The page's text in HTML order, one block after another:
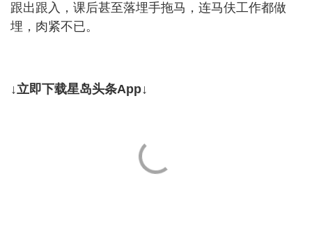
跟出跟入，课后甚至落埋手拖马，连马伕工作都做
埋，肉紧不已。
↓立即下载星岛头条App↓